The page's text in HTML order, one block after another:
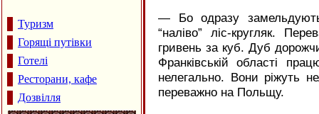
Туризм
Горящі путівки
Готелі
Ресторани, кафе
Дозвілля
— Бо одразу
“наліво” ліс-кругляк.
гривень за куб. Дуб
Франківській області
нелегально. Вони ріжуть
переважно на Польщу.